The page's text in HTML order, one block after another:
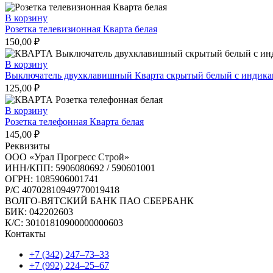
В корзину
Розетка телевизионная Кварта белая
150,00 ₽
В корзину
Выключатель двухклавишный Кварта скрытый белый с
125,00 ₽
В корзину
Розетка телефонная Кварта белая
145,00 ₽
Реквизиты
ООО «Урал Прогресс Строй»
ИНН/КПП: 5906080692 / 590601001
ОГРН: 1085906001741
Р/C 40702810949770019418
ВОЛГО-ВЯТСКИЙ БАНК ПАО СБЕРБАНК
БИК: 042202603
К/С: 30101810900000000603
Контакты
+7 (342) 247‒73‒33
+7 (992) 224‒25‒67